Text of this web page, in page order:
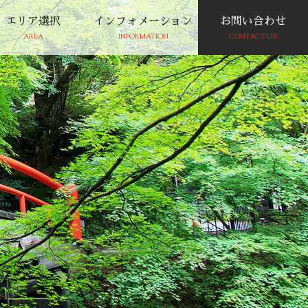
エリア選択
AREA
インフォメーション
INFORMATION
お問い合わせ
CONTACT US